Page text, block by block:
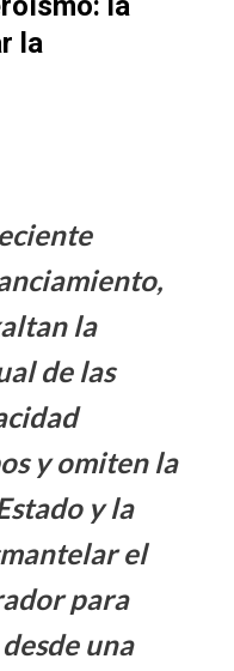
la
la
de las
y omiten la
y la
el
para
una